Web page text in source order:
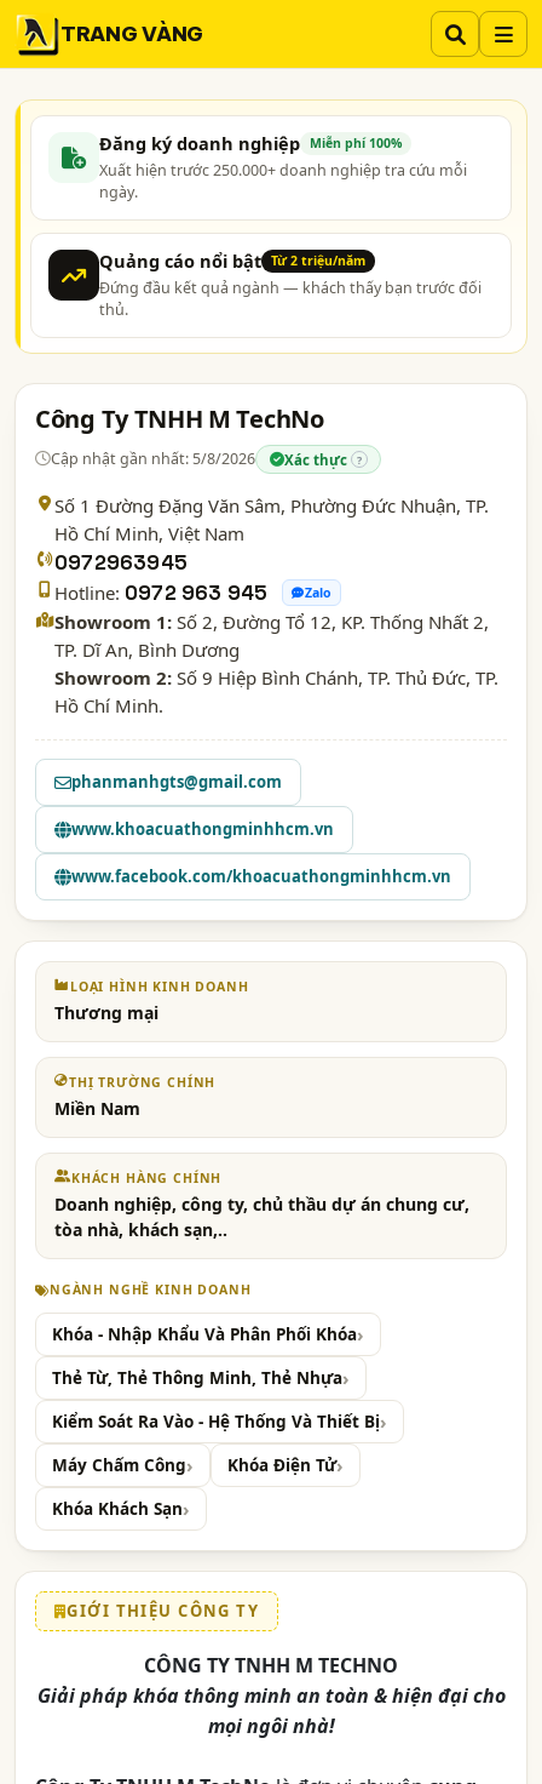
TRANG VÀNG
Đăng ký doanh nghiệp Miễn phí 100%
Xuất hiện trước 250.000+ doanh nghiệp tra cứu mỗi
ngày.
Quảng cáo nổi bật Từ 2 triệu/năm
Đứng đầu kết quả ngành — khách thấy bạn trước đối
thủ.
Công Ty TNHH M TechNo
Cập nhật gần nhất: 5/8/2026 Xác thực ?
Số 1 Đường Đặng Văn Sâm, Phường Đức Nhuận, TP.
Hồ Chí Minh, Việt Nam
0972963945
Hotline: 0972 963 945 Zalo
Showroom 1: Số 2, Đường Tổ 12, KP. Thống Nhất 2,
TP. Dĩ An, Bình Dương
Showroom 2: Số 9 Hiệp Bình Chánh, TP. Thủ Đức, TP.
Hồ Chí Minh.
phanmanhgts@gmail.com
www.khoacuathongminhhcm.vn
www.facebook.com/khoacuathongminhhcm.vn
LOẠI HÌNH KINH DOANH
Thương mại
THỊ TRƯỜNG CHÍNH
Miền Nam
KHÁCH HÀNG CHÍNH
Doanh nghiệp, công ty, chủ thầu dự án chung cư,
tòa nhà, khách sạn,..
NGÀNH NGHỀ KINH DOANH
Khóa - Nhập Khẩu Và Phân Phối Khóa
Thẻ Từ, Thẻ Thông Minh, Thẻ Nhựa
Kiểm Soát Ra Vào - Hệ Thống Và Thiết Bị
Máy Chấm Công
Khóa Điện Tử
Khóa Khách Sạn
GIỚI THIỆU CÔNG TY
CÔNG TY TNHH M TECHNO
Giải pháp khóa thông minh an toàn & hiện đại cho
mọi ngôi nhà!